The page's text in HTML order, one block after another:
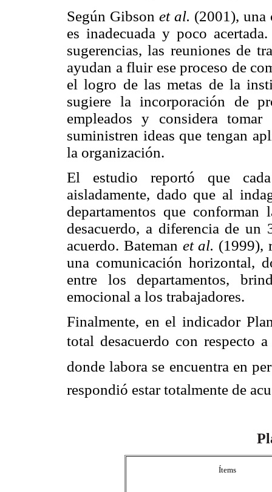
Según Gibson et al. (2001), una
es inadecuada y poco
sugerencias, las reuniones de
ayudan a fluir ese proceso de
el logro de las metas de la
sugiere la incorporación de
empleados y considera
suministren ideas que tengan
la organización.
El estudio reportó que cada
aisladamente, dado que al
departamentos que
desacuerdo, a diferencia de un
acuerdo. Bateman et al. (1999),
una comunicación horizontal,
entre los departamentos,
emocional a los trabajadores.
Finalmente, en el indicador
total desacuerdo con respecto
donde labora se encuentra en
respondió estar totalmente de
Ítems